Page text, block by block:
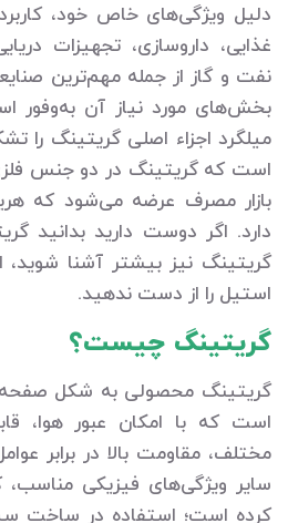
دلیل ویژگی‌های خاص خود،
غذایی، داروسازی، تجهیزات
نفت و گاز از جمله مهم‌ترین
بخش‌های مورد نیاز آن به‌وفور
میلگرد اجزاء اصلی گریتینگ را
است که گریتینگ در دو جنس
بازار مصرف عرضه می‌شود که
دارد. اگر دوست دارید بدانید
گریتینگ نیز بیشتر آشنا
استیل را از دست ندهید.
گریتینگ چیست؟
گریتینگ محصولی به شکل
است که با امکان عبور هوا،
مختلف، مقاومت بالا در برابر
سایر ویژگی‌های فیزیکی مناسب،
کرده است؛ استفاده در ساخت